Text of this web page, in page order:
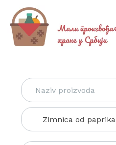
Zimnica od paprika